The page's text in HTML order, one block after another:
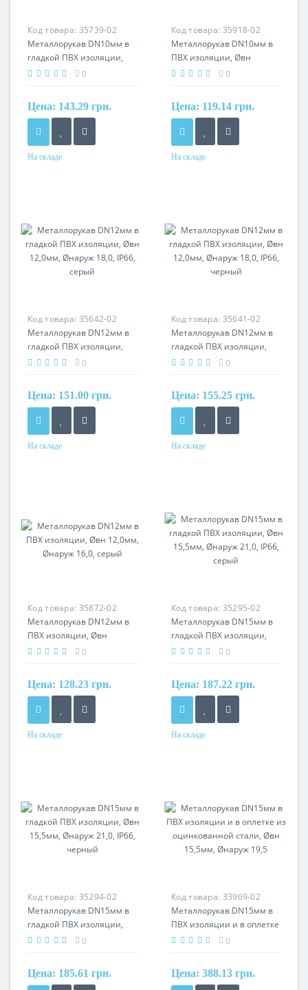
Код товара: 35739-02
Металлорукав DN10мм в
гладкой ПВХ изоляции,
Øвн 10,0мм, Øнаруж 15,0,
0
Цена: 143.29 грн.
На складе
Код товара: 35918-02
Металлорукав DN10мм в
ПВХ изоляции, Øвн
10,0мм, Øнаруж 14,0,
0
Цена: 119.14 грн.
На складе
Код товара: 35642-02
Металлорукав DN12мм в
гладкой ПВХ изоляции,
Øвн 12,0мм, Øнаруж 18,0,
0
Цена: 151.00 грн.
На складе
Код товара: 35641-02
Металлорукав DN12мм в
гладкой ПВХ изоляции,
Øвн 12,0мм, Øнаруж 18,0,
0
Цена: 155.25 грн.
На складе
Код товара: 35872-02
Металлорукав DN12мм в
ПВХ изоляции, Øвн
12,0мм, Øнаруж 16,0,
0
Цена: 128.23 грн.
На складе
Код товара: 35295-02
Металлорукав DN15мм в
гладкой ПВХ изоляции,
Øвн 15,5мм, Øнаруж 21,0,
0
Цена: 187.22 грн.
На складе
Код товара: 35294-02
Металлорукав DN15мм в
гладкой ПВХ изоляции,
Øвн 15,5мм, Øнаруж 21,0,
0
Цена: 185.61 грн.
Код товара: 33969-02
Металлорукав DN15мм в
ПВХ изоляции и в оплетке
из оцинкованной стали,
0
Цена: 388.13 грн.